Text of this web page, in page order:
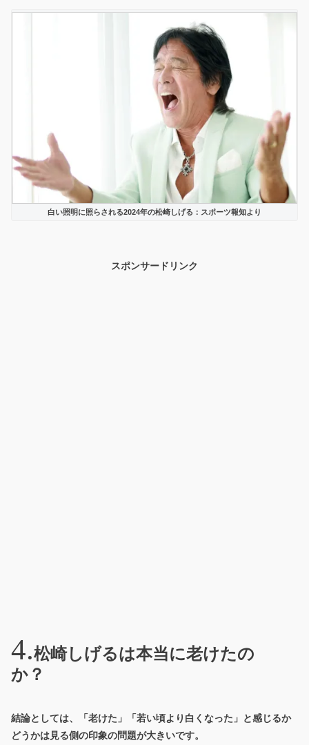
白い照明に照らされる2024年の松崎しげる：スポーツ報知より
スポンサードリンク
松崎しげるは本当に老けたの
か？
結論としては、
「老けた」「若い頃より白くなった」と感じるか
どうかは見る側の印象の問題が大きいです。